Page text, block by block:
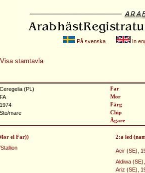
På svenska In
Visa stamtavla
Ceregelia (PL)
Far
FA
Mor
1974
Färg
Sto/mare
Chip
Ägare
el Far)) 2:a led
Acir (SE),
Aldiwa
Ariz (SE),